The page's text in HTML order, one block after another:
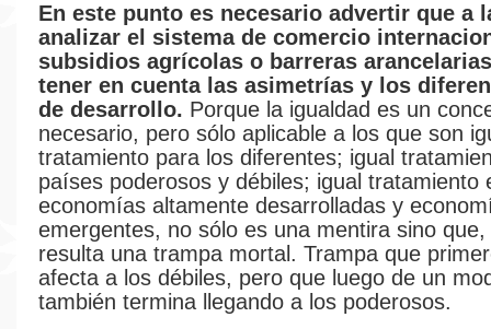
En este punto es necesario advertir que a
analizar el sistema de comercio
subsidios agrícolas o barreras
tener en cuenta las asimetrías y los
de desarrollo. Porque la igualdad es un
necesario, pero sólo aplicable a los que son
tratamiento para los diferentes; igual
países poderosos y débiles; igual tratamiento
economías altamente desarrolladas y
emergentes, no sólo es una mentira sino
resulta una trampa mortal. Trampa que
afecta a los débiles, pero que luego de un
también termina llegando a los poderosos.